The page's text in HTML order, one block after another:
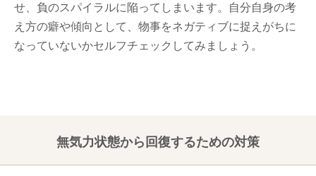
せ、負のスパイラルに陥ってしまいます。自分自身の考
え方の癖や傾向として、物事をネガティブに捉えがちに
なっていないかセルフチェックしてみましょう。
無気力状態から回復するための対策